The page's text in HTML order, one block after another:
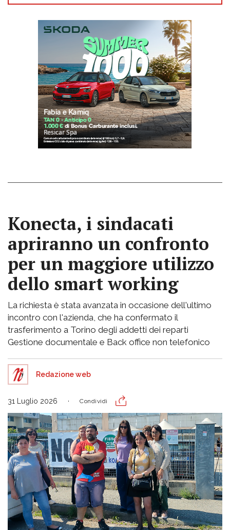
Konecta, i sindacati
apriranno un confronto
per un maggiore utilizzo
dello smart working
La richiesta è stata avanzata in occasione dell'ultimo
incontro con l'azienda, che ha confermato il
trasferimento a Torino degli addetti dei reparti
Gestione documentale e Back office non telefonico
Redazione web
31 Luglio 2026 Condividi